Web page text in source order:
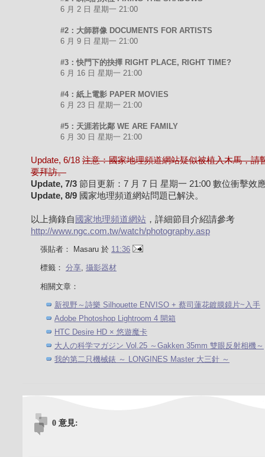
6 月 2 日 星期一 21:00
#2：大師群像 DOCUMENTS FOR ARTISTS
6 月 9 日 星期一 21:00
#3：快門下的抉擇 RIGHT PLACE, RIGHT TIME?
6 月 16 日 星期一 21:00
#4：紙上電影 PAPER MOVIES
6 月 23 日 星期一 21:00
#5：天涯若比鄰 WE ARE FAMILY
6 月 30 日 星期一 21:00
Update, 6/18 注意：國家地理頻道網站疑似被植入木馬，請
要拜訪。
Update, 7/3 節目更新：7 月 7 日 星期一 21:00 數位衝擊效
Update, 8/9 國家地理頻道網站問題已解決。
以上摘錄自國家地理頻道網站 ，詳細節目介紹請參考
http://www.ngc.com.tw/watch/photography.asp
張貼者： Masaru 於 11:36
標籤： 分享, 攝影器材
相關文章：
新視野～詩樂 Silhouette ENVISO + 蔡司蓮花鍍膜鏡片~入手
Adobe Photoshop Lightroom 4 開箱
HTC Desire HD × 悠遊魔卡
大人の科学マガジン Vol.25 ～Gakken 35mm 雙眼反射相機～
我的第二只機械錶 ～ LONGINES Master 大三針 ～
0 意見: